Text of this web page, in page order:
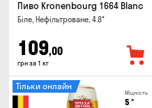
Пиво Kronenbourg 1664 Blanc
Біле, Нефільтроване, 4.8°
109,00
грн за 1 кг
Міцність
5 °
Тільки онлайн